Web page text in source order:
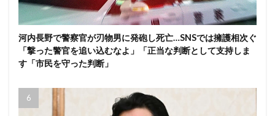
河内長野で警察官が刃物男に発砲し死亡…SNSでは擁護相次ぐ
「撃った警官を追い込むなよ」「正当な判断として支持しま
す「市民を守った判断」